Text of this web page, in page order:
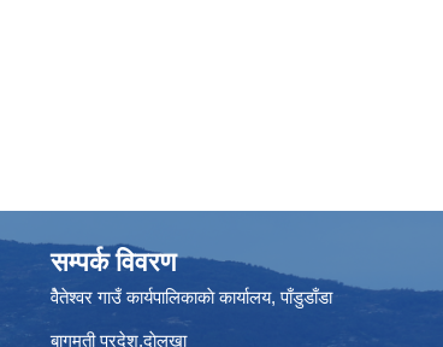
सम्पर्क विवरण
वैेतेश्वर गाउँ कार्यपालिकाकाे कार्यालय, पाँडुडाँडा
बागमती‌ प्रदेश,दाेलखा